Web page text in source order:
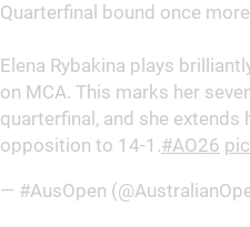
Quarterfinal bound once
Elena Rybakina plays
on MCA. This marks her
quarterfinal, and she extends
opposition to 14-1.#AO26
— #AusOpen